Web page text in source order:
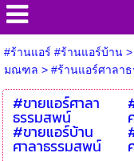
#ร้านแอร์ #ร้านแอร์บ้าน>
มณฑล > #ร้านแอร์ศาลา
#ขายแอร์ศาลา
ธรรมสพน์
#ขายแอร์บ้าน
ศาลาธรรมสพน์